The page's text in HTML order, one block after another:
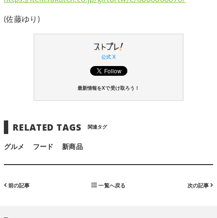
(佐藤ゆり)
公式 X
最新情報をXで受け取ろう！
RELATED TAGS 関連タグ
グルメ フード 新商品
前の記事 一覧へ戻る 次の記事